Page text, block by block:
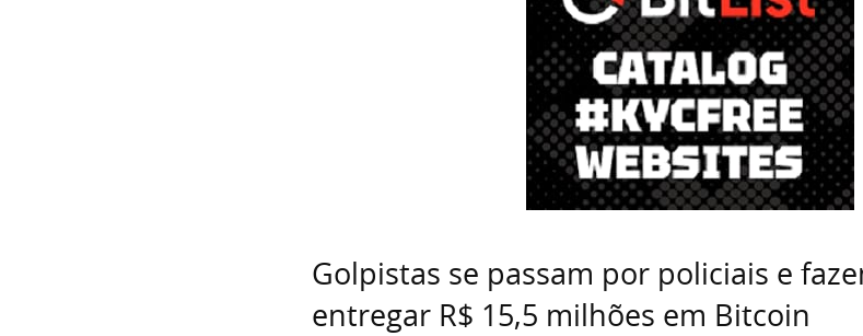
Golpistas se passam por policiais e
entregar R$ 15,5 milhões em Bitcoin